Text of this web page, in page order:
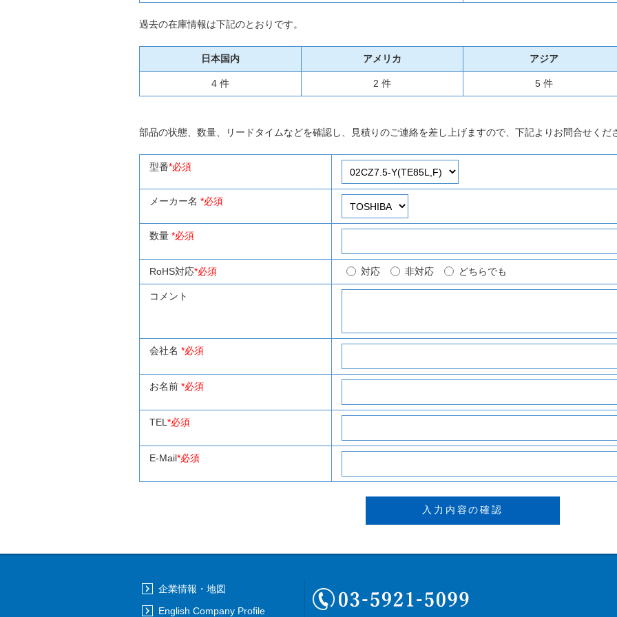
過去の在庫情報は下記のとおりです。
日本国内 アメリカ アジア
4 件 2 件 5 件
部品の状態、数量、リードタイムなどを確認し、見積りのご連絡を差し上げますので、下記よりお問合せくだ
型番*必須
メーカー名 *必須
数量 *必須
RoHS対応*必須 対応 非対応 どちらでも
コメント
会社名 *必須
お名前 *必須
TEL *必須
E-Mail*必須
企業情報・地図
English Company Profile